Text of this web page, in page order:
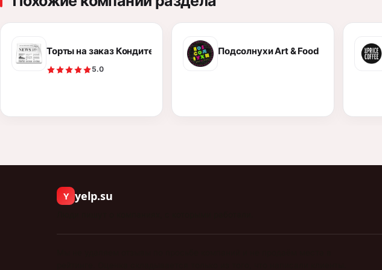
Торты на заказ Кондитерская *Parfe* Петропавловск
5.0
Подсолнухи Art & Food
Y yelp.su